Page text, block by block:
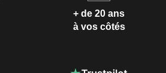
+ de 20 ans
à vos côtés